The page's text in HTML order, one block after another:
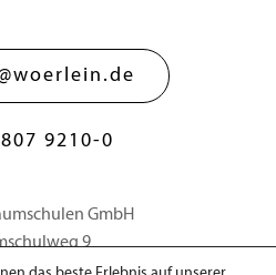
9210-0
GmbH
9
a. Ammersee